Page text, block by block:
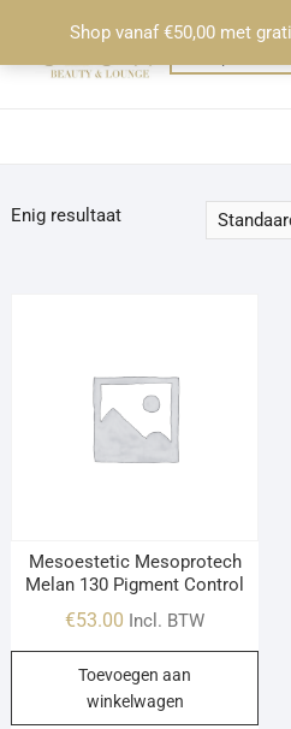
Shop vanaf €50,00 met
de
Enig resultaat
Mesoestetic Mesoprotech
Melan 130 Pigment Control
€53.00 Incl. BTW
Toevoegen aan
winkelwagen